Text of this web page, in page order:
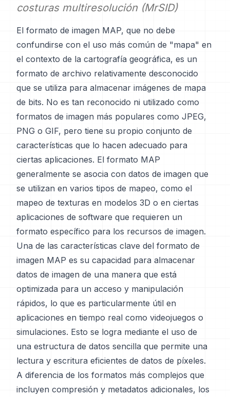
costuras multiresolución (MrSID)
El formato de imagen MAP, que no debe
confundirse con el uso más común de "mapa" en
el contexto de la cartografía geográfica, es un
formato de archivo relativamente desconocido
que se utiliza para almacenar imágenes de mapa
de bits. No es tan reconocido ni utilizado como
formatos de imagen más populares como JPEG,
PNG o GIF, pero tiene su propio conjunto de
características que lo hacen adecuado para
ciertas aplicaciones. El formato MAP
generalmente se asocia con datos de imagen que
se utilizan en varios tipos de mapeo, como el
mapeo de texturas en modelos 3D o en ciertas
aplicaciones de software que requieren un
formato específico para los recursos de imagen.
Una de las características clave del formato de
imagen MAP es su capacidad para almacenar
datos de imagen de una manera que está
optimizada para un acceso y manipulación
rápidos, lo que es particularmente útil en
aplicaciones en tiempo real como videojuegos o
simulaciones. Esto se logra mediante el uso de
una estructura de datos sencilla que permite una
lectura y escritura eficientes de datos de píxeles.
A diferencia de los formatos más complejos que
incluyen compresión y metadatos adicionales, los